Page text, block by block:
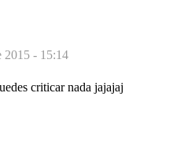
2015 - 15:14
criticar nada jajajaj